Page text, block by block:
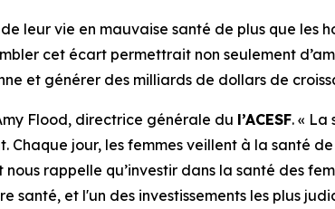
leur vie en mauvaise santé de plus que les
cet écart permettrait non seulement
et générer des milliards de dollars de
Flood, directrice générale du l’ACESF. « La
Chaque jour, les femmes veillent à la santé
rappelle qu’investir dans la santé des
et l'un des investissements les plus